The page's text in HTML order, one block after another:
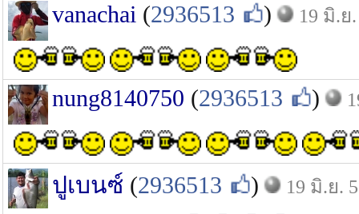
vanachai (2936513 ) 19 มิ.ย
nung8140750 (2936513 )
ปูเบนซ์ (2936513 ) 19 มิ.ย.